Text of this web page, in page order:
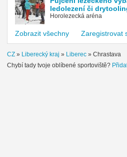
ledolezení či
Horolezecká aréna
Zobrazit všechny Zaregistrovat
CZ » Liberecký kraj » Liberec » Chrastava
Chybí tady tvoje oblíbené sportoviště?